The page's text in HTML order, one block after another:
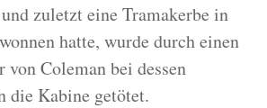
zuletzt eine Tramakerbe in
hatte, wurde durch einen
Coleman bei dessen
die Kabine getötet.